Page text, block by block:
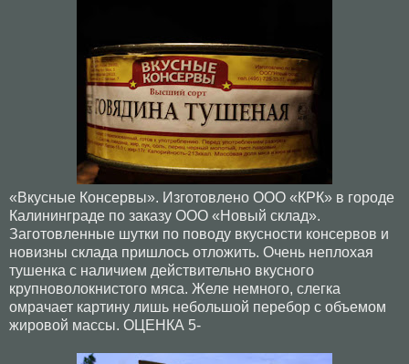
«Вкусные Консервы». Изготовлено ООО «КРК» в городе
Калининграде по заказу ООО «Новый склад».
Заготовленные шутки по поводу вкусности консервов и
новизны склада пришлось отложить. Очень неплохая
тушенка с наличием действительно вкусного
крупноволокнистого мяса. Желе немного, слегка
омрачает картину лишь небольшой перебор с объемом
жировой массы. ОЦЕНКА 5-